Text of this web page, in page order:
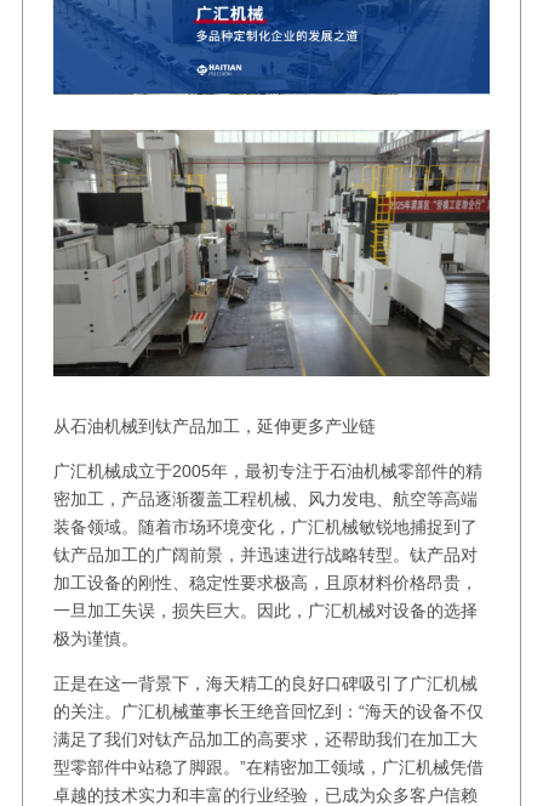
从石油机械到钛产品加工，延伸更多产业链
广汇机械成立于2005年，最初专注于石油机械零部件的精
密加工，产品逐渐覆盖工程机械、风力发电、航空等高端
装备领域。随着市场环境变化，广汇机械敏锐地捕捉到了
钛产品加工的广阔前景，并迅速进行战略转型。钛产品对
加工设备的刚性、稳定性要求极高，且原材料价格昂贵，
一旦加工失误，损失巨大。因此，广汇机械对设备的选择
极为谨慎。
正是在这一背景下，海天精工的良好口碑吸引了广汇机械
的关注。广汇机械董事长王绝音回忆到：“海天的设备不仅
满足了我们对钛产品加工的高要求，还帮助我们在加工大
型零部件中站稳了脚跟。”在精密加工领域，广汇机械凭借
卓越的技术实力和丰富的行业经验，已成为众多客户信赖